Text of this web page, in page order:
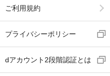
ご利用規約
プライバシーポリシー
dアカウント2段階認証とは